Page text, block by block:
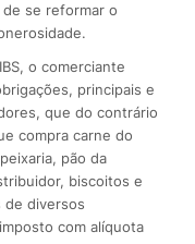
se reformar o
o comerciante
principais e
que do contrário
compra carne do
pão da
biscoitos e
de diversos
com alíquota